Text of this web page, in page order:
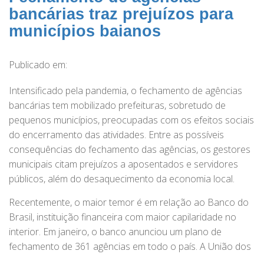
bancárias traz prejuízos para
municípios baianos
Publicado em:
Intensificado pela pandemia, o fechamento de agências
bancárias tem mobilizado prefeituras, sobretudo de
pequenos municípios, preocupadas com os efeitos sociais
do encerramento das atividades. Entre as possíveis
consequências do fechamento das agências, os gestores
municipais citam prejuízos a aposentados e servidores
públicos, além do desaquecimento da economia local.
Recentemente, o maior temor é em relação ao Banco do
Brasil, instituição financeira com maior capilaridade no
interior. Em janeiro, o banco anunciou um plano de
fechamento de 361 agências em todo o país. A União dos